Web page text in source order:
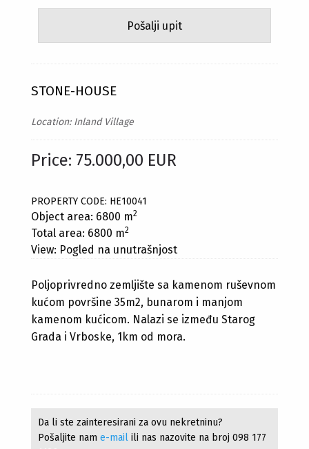
STONE-HOUSE
Location: Inland Village
Price: 75.000,00 EUR
PROPERTY CODE: HE10041
Object area: 6800 m2
Total area: 6800 m2
View: Pogled na unutrašnjost
Poljoprivredno zemljište sa kamenom ruševnom
kućom površine 35m2, bunarom i manjom
kamenom kućicom. Nalazi se između Starog
Grada i Vrboske, 1km od mora.
Da li ste zainteresirani za ovu nekretninu?
Pošaljite nam e-mail ili nas nazovite na broj 098 177